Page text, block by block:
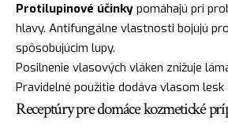
Protilupinové účinky pomáhajú pri
hlavy. Antifungálne vlastnosti bojujú
spôsobujúcim lupy.
Posilnenie vlasových vláken znižuje
Pravidelné použitie dodáva vlasom lesk
Receptúry pre domáce kozmetické